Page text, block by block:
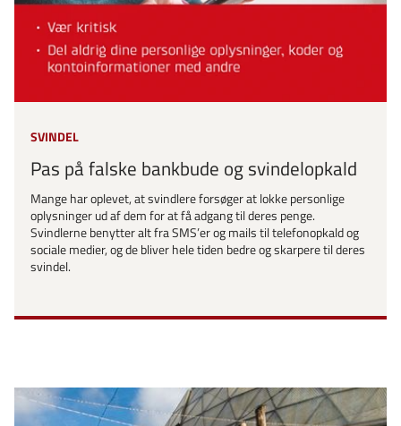
SVINDEL
Pas på falske bankbude og svindelopkald
Mange har oplevet, at svindlere forsøger at lokke personlige
oplysninger ud af dem for at få adgang til deres penge.
Svindlerne benytter alt fra SMS’er og mails til telefonopkald og
sociale medier, og de bliver hele tiden bedre og skarpere til deres
svindel.